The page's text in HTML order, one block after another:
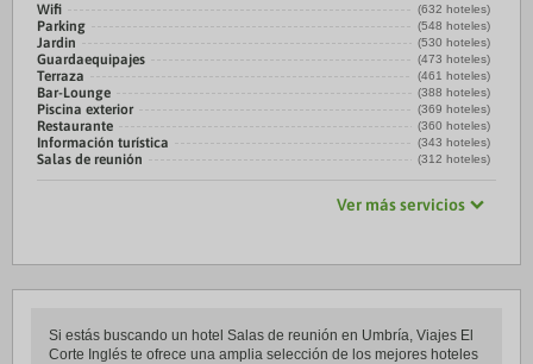
Wifi (632 hoteles)
Parking (548 hoteles)
Jardin (530 hoteles)
Guardaequipajes (473 hoteles)
Terraza (461 hoteles)
Bar-Lounge (388 hoteles)
Piscina exterior (369 hoteles)
Restaurante (360 hoteles)
Información turística (343 hoteles)
Salas de reunión (312 hoteles)
Ver más servicios
Si estás buscando un hotel Salas de reunión en Umbría, Viajes El
Corte Inglés te ofrece una amplia selección de los mejores hoteles